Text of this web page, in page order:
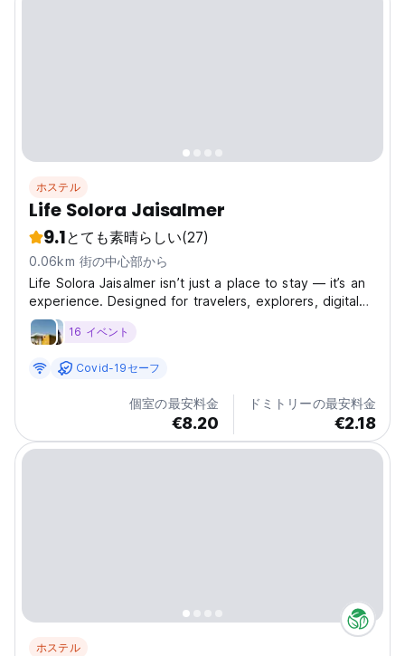
ホステル
Life Solora Jaisalmer
9.1とても素晴らしい(27)
0.06km 街の中心部から
Life Solora Jaisalmer isn’t just a place to stay — it’s an
experience. Designed for travelers, explorers, digital
nomads, families, and friends, Life Solora offers a cozy
blend of comfort, community, and character. Whether
16 イベント
Covid-19セーフ
個室の最安料金
€8.20
ドミトリーの最安料金
€2.18
ホステル